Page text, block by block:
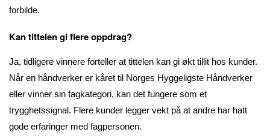
forbilde.
Kan tittelen gi flere oppdrag?
Ja, tidligere vinnere forteller at tittelen kan gi økt tillit hos kunder.
Når en håndverker er kåret til Norges Hyggeligste Håndverker
eller vinner sin fagkategori, kan det fungere som et
trygghetssignal. Flere kunder legger vekt på at andre har hatt
gode erfaringer med fagpersonen.